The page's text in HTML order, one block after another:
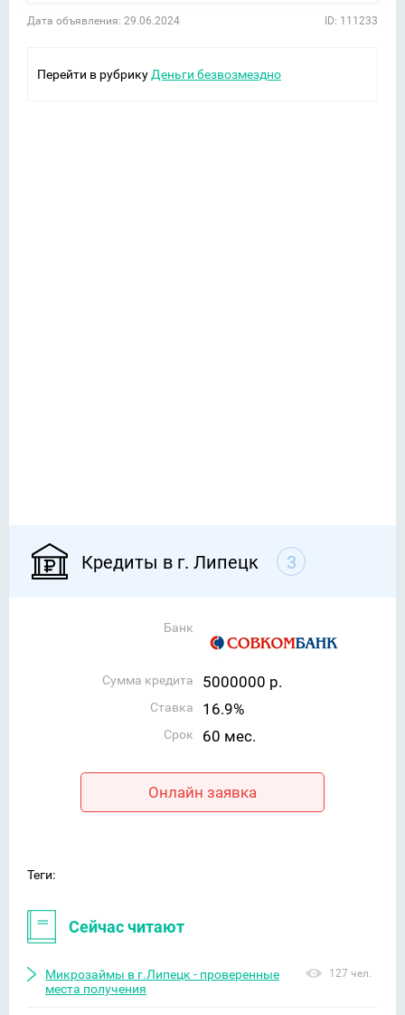
Дата объявления: 29.06.2024 ID: 111233
Перейти в рубрику Деньги безвозмездно
Кредиты в г. Липецк 3
Банк
Сумма кредита 5000000 р.
Ставка 16.9%
Срок 60 мес.
Онлайн заявка
Теги:
Сейчас читают
Микрозаймы в г.Липецк - проверенные
места получения
127 чел.